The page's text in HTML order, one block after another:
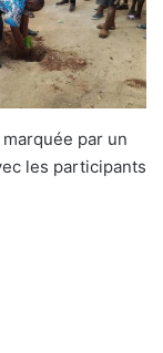
par un
les participants